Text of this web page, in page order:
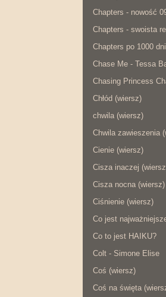
Chapters - nowość
Chapters - swoista
Chapters po 1000
Chase Me - Tessa
Chasing Princess
Chłód (wiersz)
chwila (wiersz)
Chwila zawieszenia
Cienie (wiersz)
Cisza inaczej
Cisza nocna (wiersz)
Ciśnienie (wiersz)
Co jest
Co to jest HAIKU?
Colt - Simone Elise
Coś (wiersz)
Coś na święta